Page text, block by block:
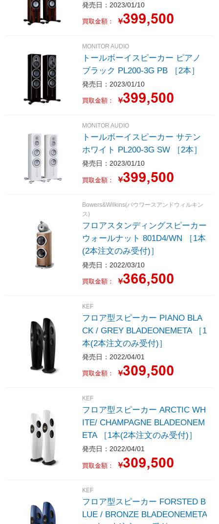
発売日：2023/01/10
買取金額： ￥
MONITOR AUDIO
トールボーイスピーカー ピアノ
ブラック PL200-3G PB ［2本］
発売日：2023/01/10
買取金額： ￥
MONITOR AUDIO
トールボーイスピーカー サテン
ホワイト PL200-3G SW ［2本］
発売日：2023/01/10
買取金額： ￥
Bowers&Wilkins(バウワースアンドウィルキン
ス)
フロアスタンディングスピーカー
ウォールナット 801D4/WN ［1本
(2本注文のみ受付)］
発売日：2022/03/10
買取金額： ￥
KEF
フロア型スピーカー PIANO BLA
CK / GREY BLADEONEMETA ［1
本(2本注文のみ受付)］
発売日：2022/04/01
買取金額： ￥
KEF
フロア型スピーカー ARCTIC WH
ITE/ CHAMPAGNE BLADEONEM
ETA ［1本(2本注文のみ受付)］
発売日：2022/04/01
買取金額： ￥
KEF
フロア型スピーカー FORSTED B
LUE / BRONZE BLADEONEMETA